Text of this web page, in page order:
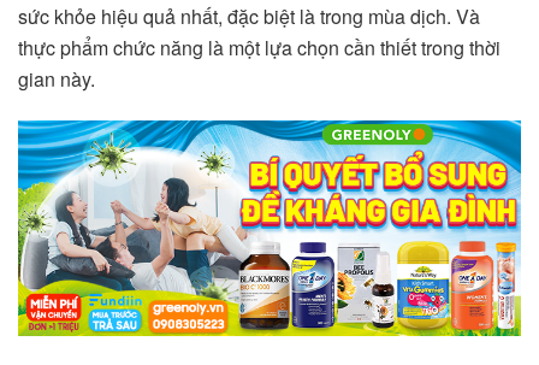
sức khỏe hiệu quả nhất, đặc biệt là trong mùa dịch. Và
thực phẩm chức năng là một lựa chọn cần thiết trong thời
gian này.